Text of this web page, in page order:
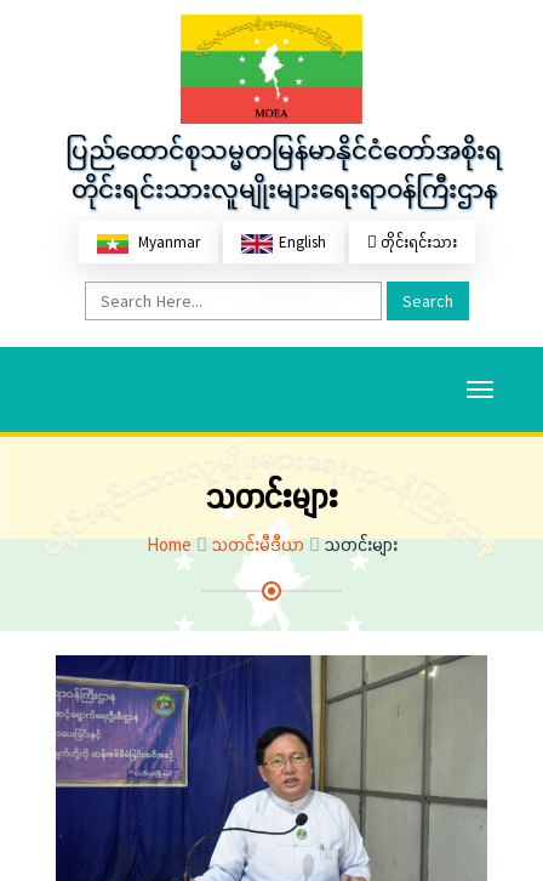
ပြည်ထောင်စုသမ္မတမြန်မာနိုင်ငံတော်အစိုးရ
တိုင်းရင်းသားလူမျိုးများရေးရာဝန်ကြီးဌာန
Myanmar English တိုင်းရင်းသား
Search
Toggle
သတင်းများ
Home သတင်းမီဒီယာ သတင်းများ